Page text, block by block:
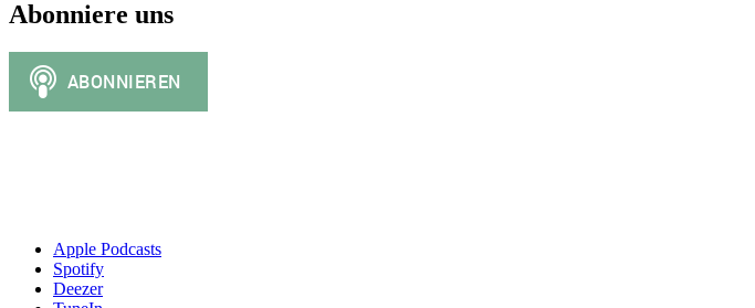
Abonniere uns
Apple Podcasts
Spotify
Deezer